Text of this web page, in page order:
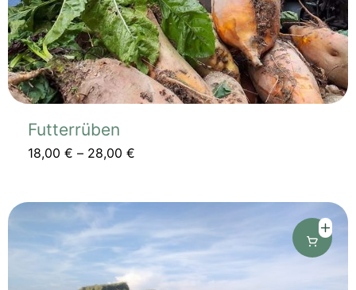
Futterrüben
18,00 € – 28,00 €
gewählt
werden